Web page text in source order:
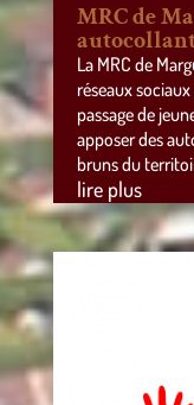
MRC de
La MRC de
réseaux
passage de
apposer des
bruns du
lire plus